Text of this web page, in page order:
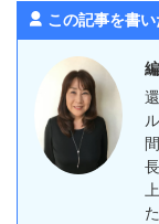
この記事を書い